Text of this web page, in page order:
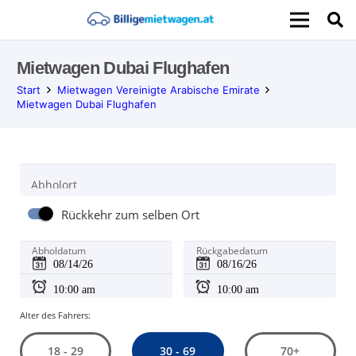
Mietwagen Dubai Flughafen
Start
Mietwagen Vereinigte Arabische Emirate
Mietwagen Dubai Flughafen
Abholort
Rückkehr zum selben Ort
Abholdatum Rückgabedatum
Alter des Fahrers:
18 - 29 30 - 69 70+